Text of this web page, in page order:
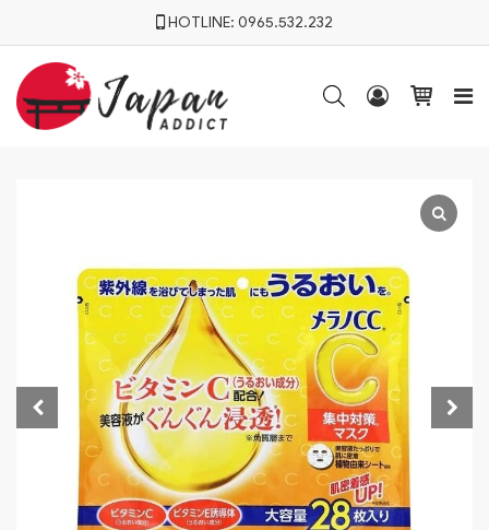
HOTLINE: 0965.532.232
  